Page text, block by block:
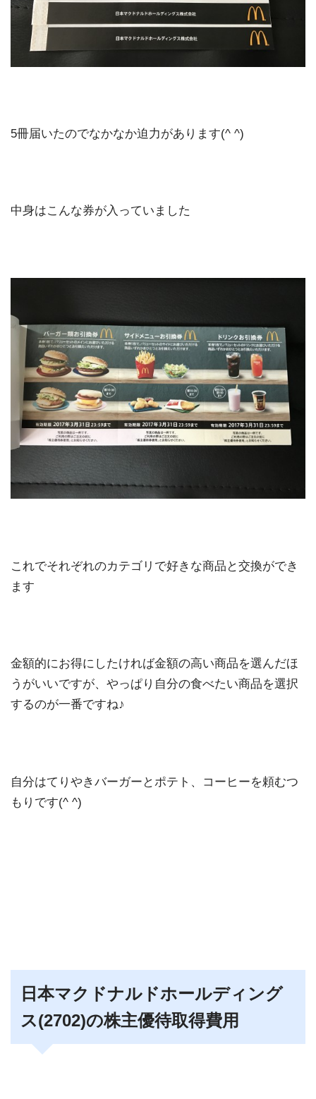
5冊届いたのでなかなか迫力があります(^ ^)
中身はこんな券が入っていました
これでそれぞれのカテゴリで好きな商品と交換ができ
ます
金額的にお得にしたければ金額の高い商品を選んだほ
うがいいですが、やっぱり自分の食べたい商品を選択
するのが一番ですね♪
自分はてりやきバーガーとポテト、コーヒーを頼むつ
もりです(^ ^)
日本マクドナルドホールディング
ス(2702)の株主優待取得費用